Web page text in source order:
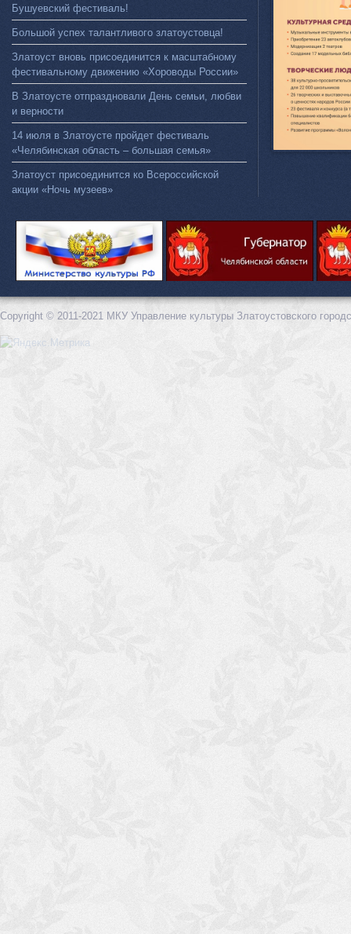
Бушуевский фестиваль!
Большой успех талантливого златоустовца!
Златоуст вновь присоединится к масштабному
фестивальному движению «Хороводы России»
В Златоусте отпраздновали День семьи, любви
и верности
14 июля в Златоусте пройдет фестиваль
«Челябинская область – большая семья»
Златоуст присоединится ко Всероссийской
акции «Ночь музеев»
Copyright © 2011-2021 МКУ Управление культуры Златоустовского